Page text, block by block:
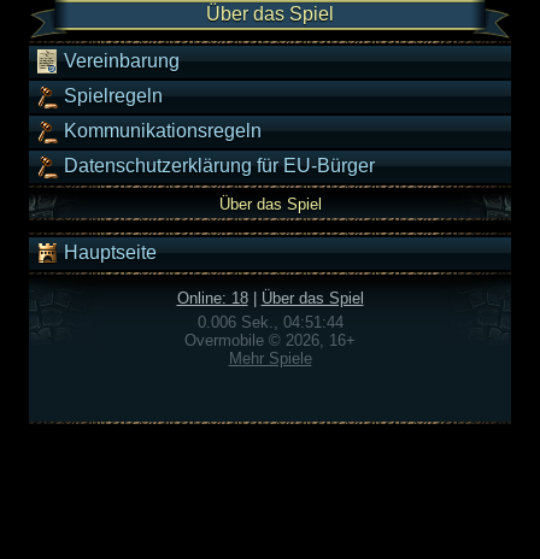
Über das Spiel
Vereinbarung
Spielregeln
Kommunikationsregeln
Datenschutzerklärung für EU-Bürger
Über das Spiel
Hauptseite
Online: 18| Über das Spiel
0.006 Sek., 04:51:44
Overmobile © 2026, 16+
Mehr Spiele